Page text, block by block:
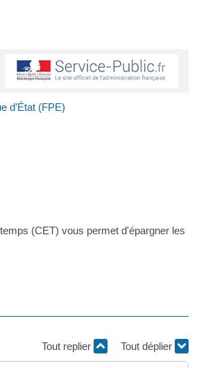
d'État (FPE)
(CET) vous permet d'épargner les
Tout replier Tout déplier